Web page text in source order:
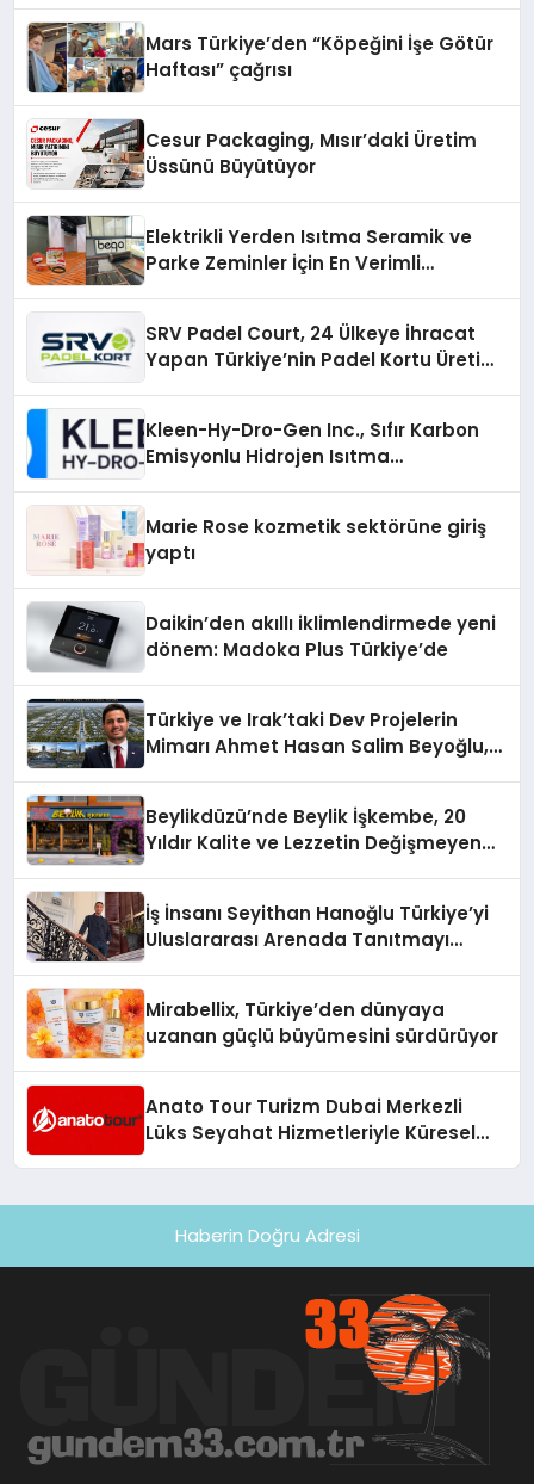
Mars Türkiye’den “Köpeğini İşe Götür
Haftası” çağrısı
Cesur Packaging, Mısır’daki Üretim
Üssünü Büyütüyor
Elektrikli Yerden Isıtma Seramik ve
Parke Zeminler İçin En Verimli
SRV Padel Court, 24 Ülkeye İhracat
Yapan Türkiye’nin Padel Kortu Üretim
Kleen-Hy-Dro-Gen Inc., Sıfır Karbon
Emisyonlu Hidrojen Isıtma
Marie Rose kozmetik sektörüne giriş
yaptı
Daikin’den akıllı iklimlendirmede yeni
dönem: Madoka Plus Türkiye’de
Türkiye ve Irak’taki Dev Projelerin
Mimarı Ahmet Hasan Salim Beyoğlu,
Hayata Geçirecek
Beylikdüzü’nde Beylik İşkembe, 20
Yıldır Kalite ve Lezzetin Değişmeyen
İş İnsanı Seyithan Hanoğlu Türkiye’yi
Uluslararası Arenada Tanıtmayı
Mirabellix, Türkiye’den dünyaya
uzanan güçlü büyümesini sürdürüyor
Anato Tour Turizm Dubai Merkezli
Lüks Seyahat Hizmetleriyle Küresel
Haberin Doğru Adresi